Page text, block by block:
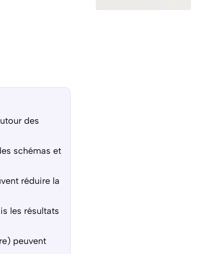
des
schémas et
réduire la
les résultats
peuvent